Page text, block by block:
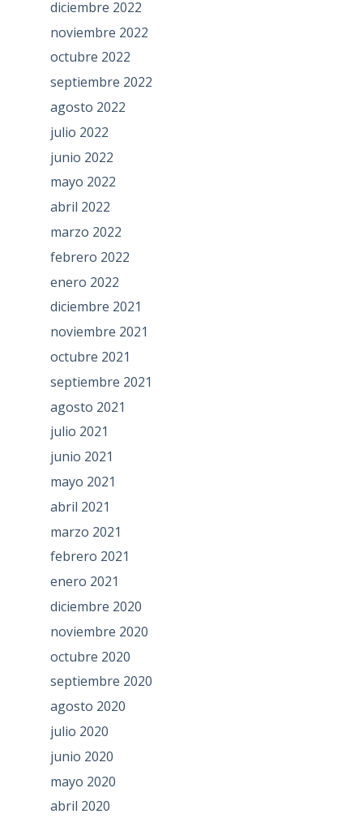
diciembre 2022
noviembre 2022
octubre 2022
septiembre 2022
agosto 2022
julio 2022
junio 2022
mayo 2022
abril 2022
marzo 2022
febrero 2022
enero 2022
diciembre 2021
noviembre 2021
octubre 2021
septiembre 2021
agosto 2021
julio 2021
junio 2021
mayo 2021
abril 2021
marzo 2021
febrero 2021
enero 2021
diciembre 2020
noviembre 2020
octubre 2020
septiembre 2020
agosto 2020
julio 2020
junio 2020
mayo 2020
abril 2020